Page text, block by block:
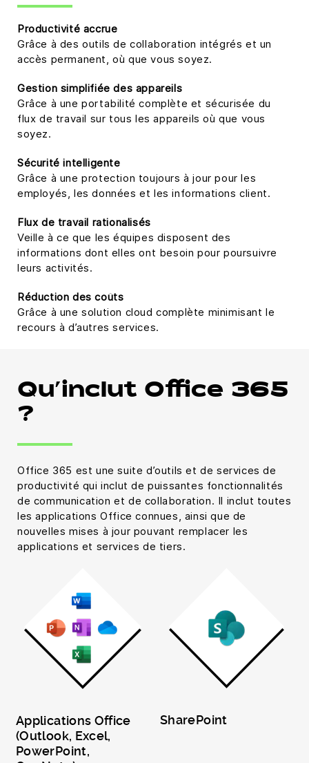
Productivité accrue
Grâce à des outils de collaboration intégrés et un
accès permanent, où que vous soyez.
Gestion simplifiée des appareils
Grâce à une portabilité complète et sécurisée du
flux de travail sur tous les appareils où que vous
soyez.
Sécurité intelligente
Grâce à une protection toujours à jour pour les
employés, les données et les informations client.
Flux de travail rationalisés
Veille à ce que les équipes disposent des
informations dont elles ont besoin pour poursuivre
leurs activités.
Réduction des coûts
Grâce à une solution cloud complète minimisant le
recours à d’autres services.
Qu’inclut Office 365
?
Office 365 est une suite d’outils et de services de
productivité qui inclut de puissantes fonctionnalités
de communication et de collaboration. Il inclut toutes
les applications Office connues, ainsi que de
nouvelles mises à jour pouvant remplacer les
applications et services de tiers.
Applications Office
(Outlook, Excel,
PowerPoint,
SharePoint